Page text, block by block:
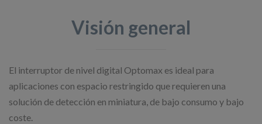
Visión general
El interruptor de nivel digital Optomax es ideal para
aplicaciones con espacio restringido que requieren una
solución de detección en miniatura, de bajo consumo y bajo
coste.